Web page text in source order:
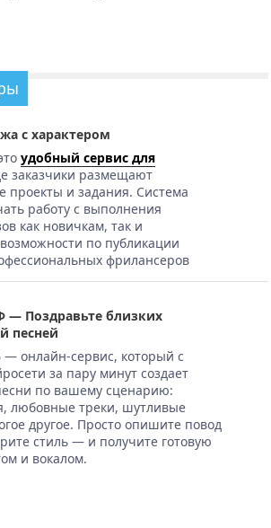
с характером
удобный сервис для
заказчики размещают
проекты и задания. Система
работу с выполнения
как новичкам, так и
по публикации
фрилансеров
— Поздравьте близких
песней
онлайн-сервис, который с
за пару минут создает
по вашему сценарию:
любовные треки, шутливые
другое. Просто опишите повод
стиль — и получите готовую
и вокалом.